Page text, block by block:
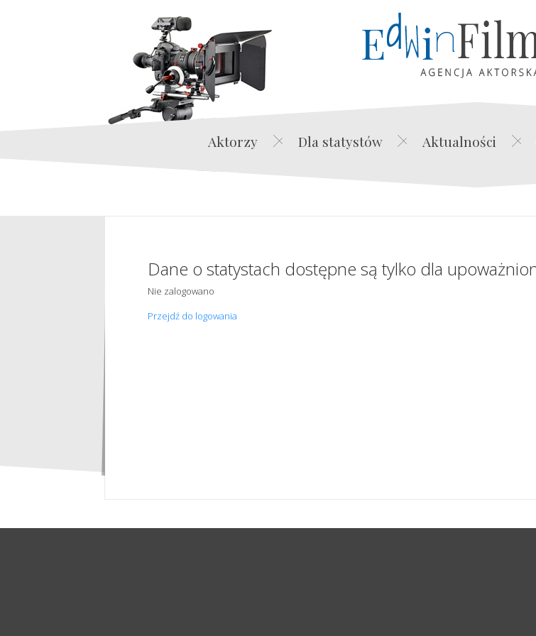
Aktorzy Dla statystów Aktualności
Dane o statystach dostępne są tylko dla
Nie zalogowano
Przejdź do logowania